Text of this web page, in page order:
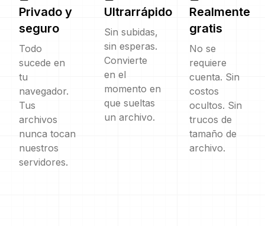
Privado y
seguro
Todo
sucede en
tu
navegador.
Tus
archivos
nunca tocan
nuestros
servidores.
Ultrarrápido
Sin subidas,
sin esperas.
Convierte
en el
momento en
que sueltas
un archivo.
Realmente
gratis
No se
requiere
cuenta. Sin
costos
ocultos. Sin
trucos de
tamaño de
archivo.